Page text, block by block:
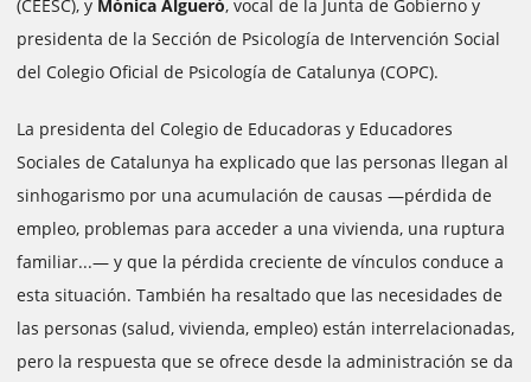
(CEESC), y Mònica Algueró, vocal de la Junta de Gobierno y
presidenta de la Sección de Psicología de Intervención Social
del Colegio Oficial de Psicología de Catalunya (COPC).
La presidenta del Colegio de Educadoras y Educadores
Sociales de Catalunya ha explicado que las personas llegan al
sinhogarismo por una acumulación de causas —pérdida de
empleo, problemas para acceder a una vivienda, una ruptura
familiar...— y que la pérdida creciente de vínculos conduce a
esta situación. También ha resaltado que las necesidades de
las personas (salud, vivienda, empleo) están interrelacionadas,
pero la respuesta que se ofrece desde la administración se da